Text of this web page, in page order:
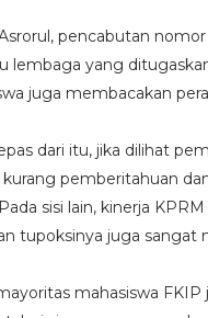
pencabutan
lembaga yang
juga membacakan
dari itu, jika dilihat
kurang pemberitahuan
sisi lain, kinerja
tupoksinya juga sangat
mahasiswa